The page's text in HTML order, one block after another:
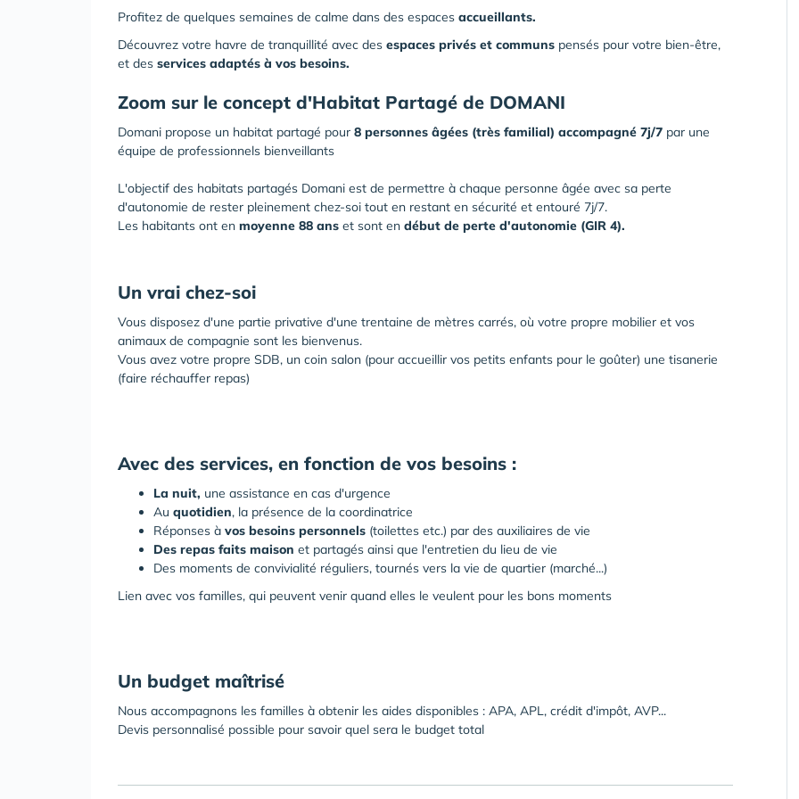
Profitez de quelques semaines de calme dans des espaces accueillants.
Découvrez votre havre de tranquillité avec des espaces privés et communs pensés pour votre bien-être,
et des services adaptés à vos besoins.
Zoom sur le concept d'Habitat Partagé de DOMANI
Domani propose un habitat partagé pour 8 personnes âgées (très familial) accompagné 7j/7 par une
équipe de professionnels bienveillants
L'objectif des habitats partagés Domani est de permettre à chaque personne âgée avec sa perte
d'autonomie de rester pleinement chez-soi tout en restant en sécurité et entouré 7j/7.
Les habitants ont en moyenne 88 ans et sont en début de perte d'autonomie (GIR 4).
Un vrai chez-soi
Vous disposez d'une partie privative d'une trentaine de mètres carrés, où votre propre mobilier et vos
animaux de compagnie sont les bienvenus.
Vous avez votre propre SDB, un coin salon (pour accueillir vos petits enfants pour le goûter) une tisanerie
(faire réchauffer repas)
Avec des services, en fonction de vos besoins :
La nuit, une assistance en cas d'urgence
Au quotidien, la présence de la coordinatrice
Réponses à vos besoins personnels (toilettes etc.) par des auxiliaires de vie
Des repas faits maison et partagés ainsi que l'entretien du lieu de vie
Des moments de convivialité réguliers, tournés vers la vie de quartier (marché...)
Lien avec vos familles, qui peuvent venir quand elles le veulent pour les bons moments
Un budget maîtrisé
Nous accompagnons les familles à obtenir les aides disponibles : APA, APL, crédit d'impôt, AVP...
Devis personnalisé possible pour savoir quel sera le budget total